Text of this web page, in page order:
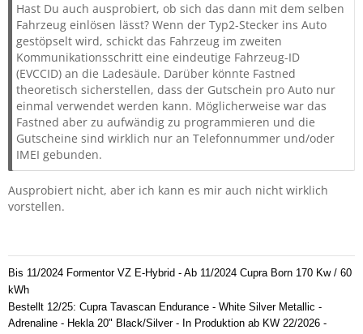
Hast Du auch ausprobiert, ob sich das dann mit dem selben
Fahrzeug einlösen lässt? Wenn der Typ2-Stecker ins Auto
gestöpselt wird, schickt das Fahrzeug im zweiten
Kommunikationsschritt eine eindeutige Fahrzeug-ID
(EVCCID) an die Ladesäule. Darüber könnte Fastned
theoretisch sicherstellen, dass der Gutschein pro Auto nur
einmal verwendet werden kann. Möglicherweise war das
Fastned aber zu aufwändig zu programmieren und die
Gutscheine sind wirklich nur an Telefonnummer und/oder
IMEI gebunden.
Ausprobiert nicht, aber ich kann es mir auch nicht wirklich
vorstellen.
Bis 11/2024 Formentor VZ E-Hybrid - Ab 11/2024 Cupra Born 170 Kw / 60
kWh
Bestellt 12/25: Cupra Tavascan Endurance - White Silver Metallic -
Adrenaline - Hekla 20" Black/Silver - In Produktion ab KW 22/2026 -